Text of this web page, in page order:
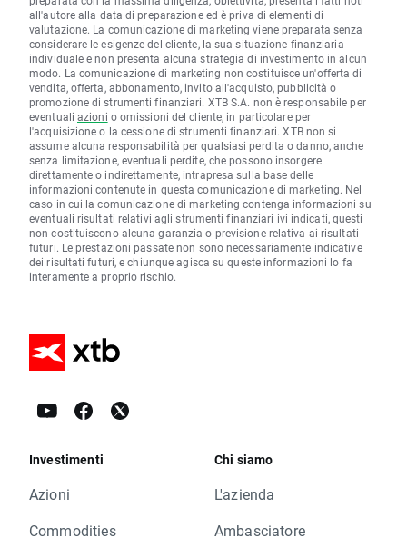
all'autore alla data di preparazione ed è priva di elementi di
valutazione. La comunicazione di marketing viene preparata senza
considerare le esigenze del cliente, la sua situazione finanziaria
individuale e non presenta alcuna strategia di investimento in alcun
modo. La comunicazione di marketing non costituisce un'offerta di
vendita, offerta, abbonamento, invito all'acquisto, pubblicità o
promozione di strumenti finanziari. XTB S.A. non è responsabile per
eventuali azioni o omissioni del cliente, in particolare per
l'acquisizione o la cessione di strumenti finanziari. XTB non si
assume alcuna responsabilità per qualsiasi perdita o danno, anche
senza limitazione, eventuali perdite, che possono insorgere
direttamente o indirettamente, intrapresa sulla base delle
informazioni contenute in questa comunicazione di marketing. Nel
caso in cui la comunicazione di marketing contenga informazioni su
eventuali risultati relativi agli strumenti finanziari ivi indicati, questi
non costituiscono alcuna garanzia o previsione relativa ai risultati
futuri. Le prestazioni passate non sono necessariamente indicative
dei risultati futuri, e chiunque agisca su queste informazioni lo fa
interamente a proprio rischio.
Investimenti
Azioni
Commodities
Chi siamo
L'azienda
Ambasciatore